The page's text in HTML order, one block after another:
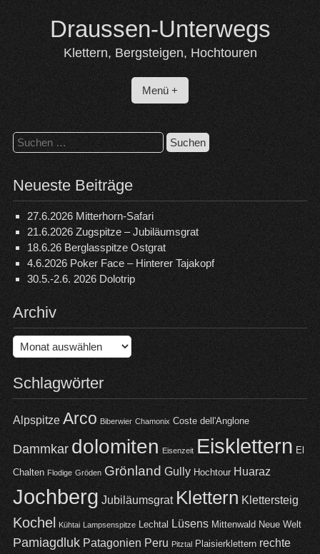
content
Draussen-Unterwegs
Klettern, Bergsteigen, Hochtouren
Menü +
Suchen
nach:
Neueste Beiträge
27.6.2026 Mitterhorn-Safari
21.6.2026 Zugspitze – Jubiläumsgrat
18.6.26 Berglasspitze Ostgrat
4.6.2026 Poker Face – Hinterer Tajakopf
30.5.-2.6. 2026 Dolotrip
Archiv
Archiv
Schlagwörter
Alpspitze Arco Biberwier Chamonix Coste dell'Anglone
Dammkar dolomiten Eisenzeit Eisklettern El
Chalten Flodige Gröden Grönland Gully Hochtour Huaraz
Jochberg Jubiläumsgrat Klettern Klettersteig
Kochel Kühtai Lampsenspitze Lechtal Lüsens Mittenwald Neue Welt
Pamiagdluk Patagonien Peru Pitztal Plaisierklettern rechte